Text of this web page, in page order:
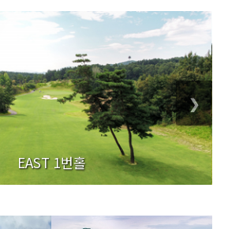
EAST 1번홀
❯